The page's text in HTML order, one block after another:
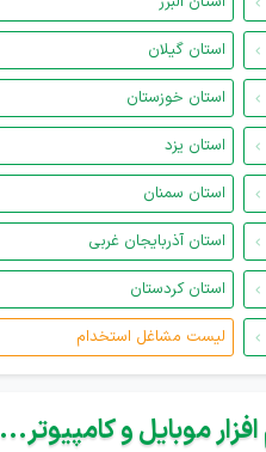
استان گیلان
استان خوزستان
استان یزد
استان سمنان
استان آذربایجان غربی
استان کردستان
لیست مشاغل استخدام
موبایل و کامپیوتر...